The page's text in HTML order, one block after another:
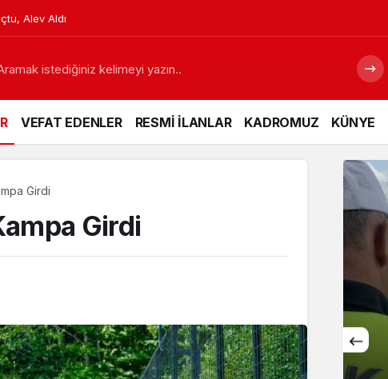
Hazırlanıyor
VEFAT EDENLER RESMİ İLANLAR KADROMUZ KÜNYE
Girdi
Girdi